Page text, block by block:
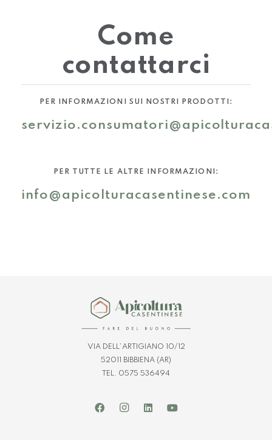
Come
contattarci
PER INFORMAZIONI SUI NOSTRI PRODOTTI:
PER TUTTE LE ALTRE INFORMAZIONI:
info@apicolturacasentinese.com
VIA DELL’ARTIGIANO 10/12
52011 BIBBIENA (AR)
TEL. 0575 536494